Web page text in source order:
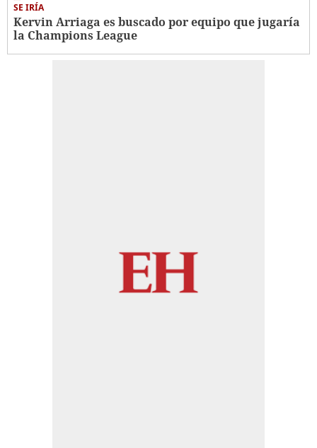
SE IRÍA
Kervin Arriaga es buscado por equipo que jugaría
la Champions League